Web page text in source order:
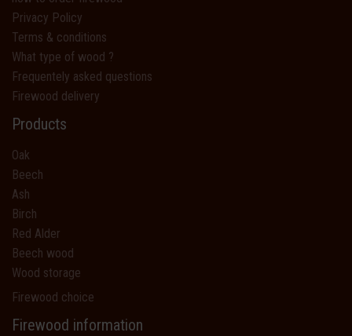
Privacy Policy
Terms & conditions
What type of wood ?
Frequentely asked questions
Firewood delivery
Products
Oak
Beech
Ash
Birch
Red Alder
Beech wood
Wood storage
Firewood choice
Firewood information